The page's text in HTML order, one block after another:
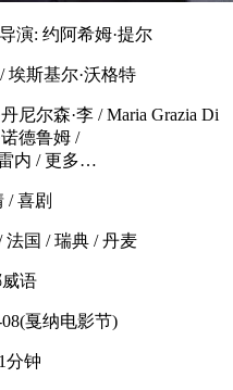
导演: 约阿希姆·提尔
埃斯基尔·沃格特
尼尔森·李 / Maria Grazia Di
德鲁姆 /
内 / 更多…
/ 喜剧
法国 / 瑞典 / 丹麦
语
08(戛纳电影节)
分钟